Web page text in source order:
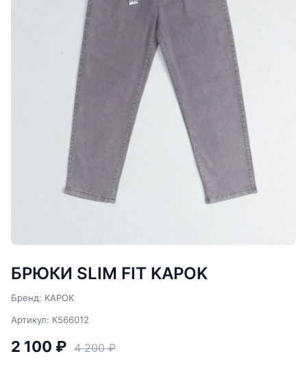
БРЮКИ SLIM FIT KAPOK
Бренд: KAPOK
Артикул: К566012
2 100 ₽ 4 200 ₽